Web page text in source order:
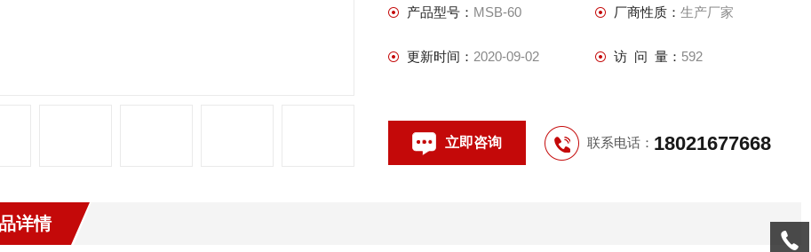
产品型号： MSB-60 厂商性质： 生产厂家
更新时间： 2020-09-02 访 问 量： 592
立即咨询 联系电话： 18021677668
详情